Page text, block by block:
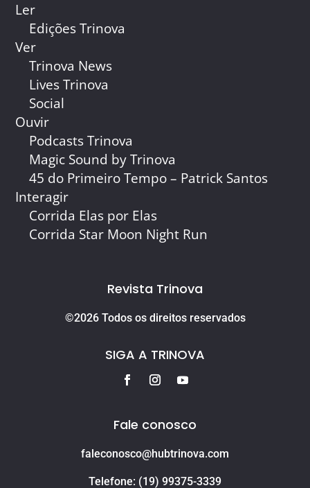
Ler
Edições Trinova
Ver
Trinova News
Lives Trinova
Social
Ouvir
Podcasts Trinova
Magic Sound by Trinova
45 do Primeiro Tempo – Patrick Santos
Interagir
Corrida Elas por Elas
Corrida Star Moon Night Run
Revista Trinova
©2026 Todos os direitos reservados
SIGA A TRINOVA
Fale conosco
faleconosco@hubtrinova.com
Telefone: (19) 99375-3339